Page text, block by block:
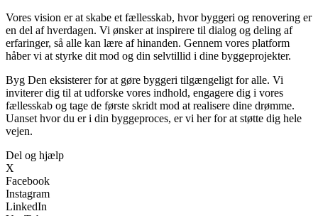
Vores vision er at skabe et fællesskab, hvor byggeri og renovering er
en del af hverdagen. Vi ønsker at inspirere til dialog og deling af
erfaringer, så alle kan lære af hinanden. Gennem vores platform
håber vi at styrke dit mod og din selvtillid i dine byggeprojekter.
Byg Den eksisterer for at gøre byggeri tilgængeligt for alle. Vi
inviterer dig til at udforske vores indhold, engagere dig i vores
fællesskab og tage de første skridt mod at realisere dine drømme.
Uanset hvor du er i din byggeproces, er vi her for at støtte dig hele
vejen.
Del og hjælp
X
Facebook
Instagram
LinkedIn